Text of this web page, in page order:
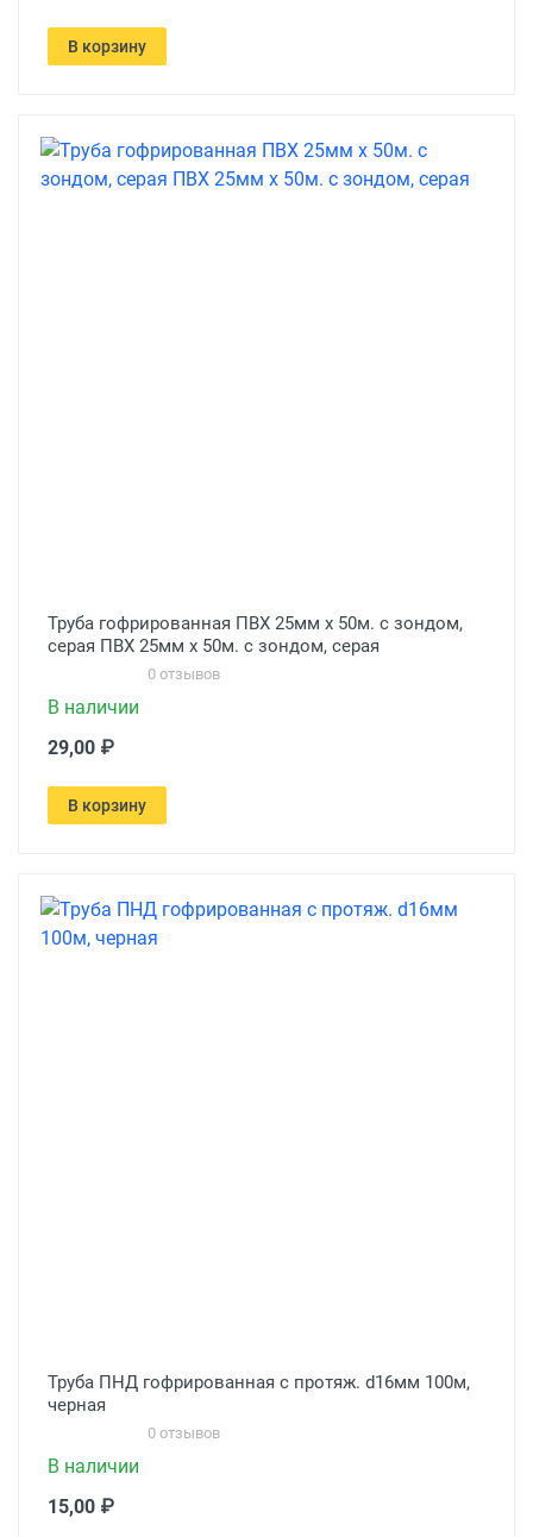
В корзину
Труба гофрированная ПВХ 25мм х 50м. с зондом,
серая ПВХ 25мм х 50м. с зондом, серая
0 отзывов
В наличии
29,00 ₽
В корзину
Труба ПНД гофрированная с протяж. d16мм 100м,
черная
0 отзывов
В наличии
15,00 ₽